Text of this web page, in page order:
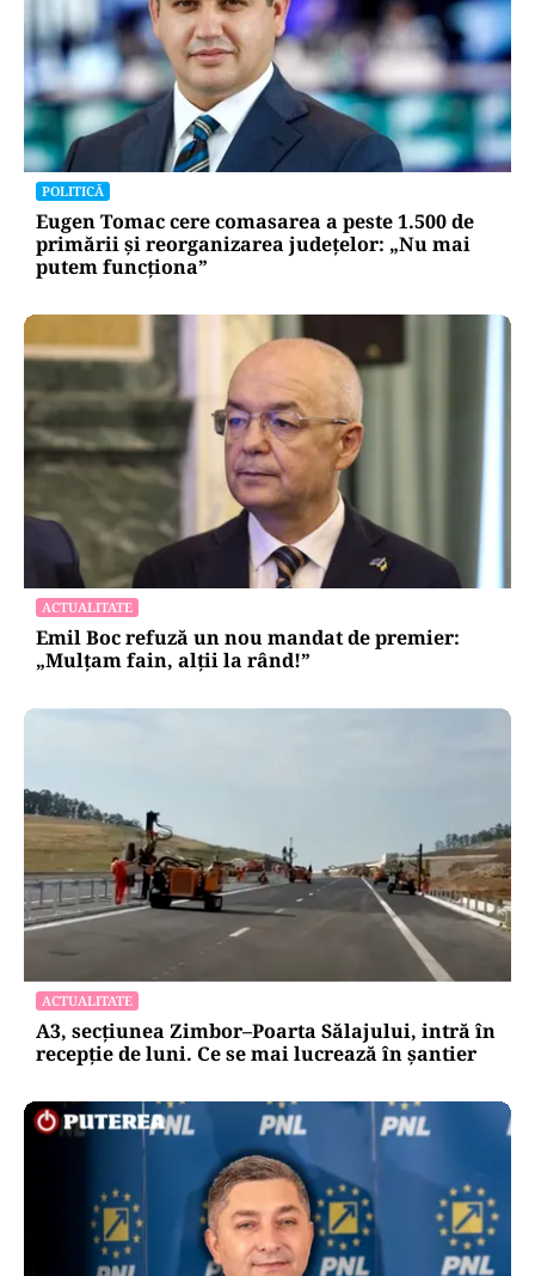
POLITICĂ
Eugen Tomac cere comasarea a peste 1.500 de
primării și reorganizarea județelor: „Nu mai
putem funcționa”
ACTUALITATE
Emil Boc refuză un nou mandat de premier:
„Mulțam fain, alții la rând!”
ACTUALITATE
A3, secțiunea Zimbor–Poarta Sălajului, intră în
recepție de luni. Ce se mai lucrează în șantier